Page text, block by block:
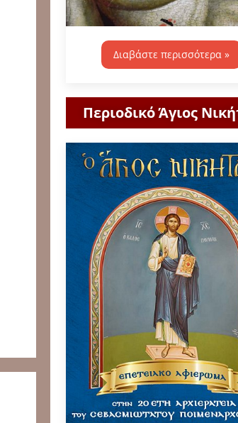
Διαβάστε περισσότερα »
Περιοδικό Άγιος